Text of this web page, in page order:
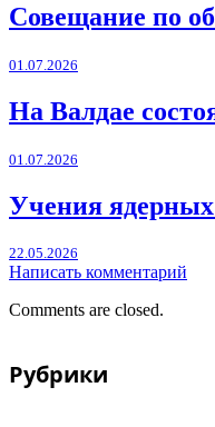
Совещание по
01.07.2026
На Валдае
01.07.2026
Учения ядерных
22.05.2026
Написать комментарий
Comments are closed.
Рубрики